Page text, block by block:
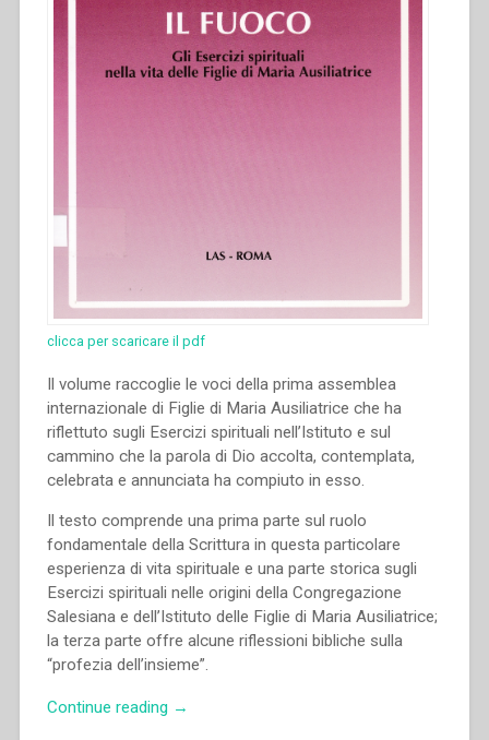
clicca per scaricare il pdf
Il volume raccoglie le voci della prima assemblea
internazionale di Figlie di Maria Ausiliatrice che ha
riflettuto sugli Esercizi spirituali nell’Istituto e sul
cammino che la parola di Dio accolta, contemplata,
celebrata e annunciata ha compiuto in esso.
Il testo comprende una prima parte sul ruolo
fondamentale della Scrittura in questa particolare
esperienza di vita spirituale e una parte storica sugli
Esercizi spirituali nelle origini della Congregazione
Salesiana e dell’Istituto delle Figlie di Maria Ausiliatrice;
la terza parte offre alcune riflessioni bibliche sulla
“profezia dell’insieme”.
Continue reading “Antonella
→